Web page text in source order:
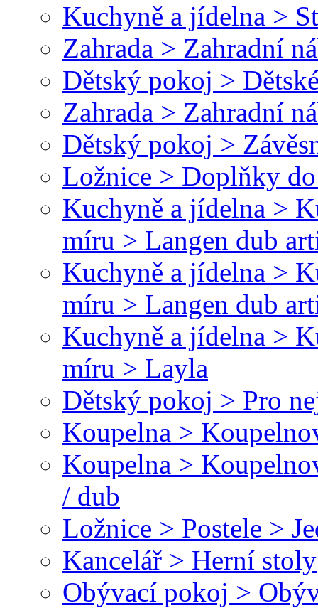
Kuchyně a jídelna >
Zahrada > Zahradní
Dětský pokoj >
Zahrada > Zahradní
Dětský pokoj >
Ložnice > Doplňky
Kuchyně a jídelna >
míru > Langen dub
Kuchyně a jídelna >
míru > Langen dub
Kuchyně a jídelna >
míru > Layla
Dětský pokoj > Pro
Koupelna >
Koupelna >
/ dub
Ložnice > Postele >
Kancelář > Herní stoly
Obývací pokoj >